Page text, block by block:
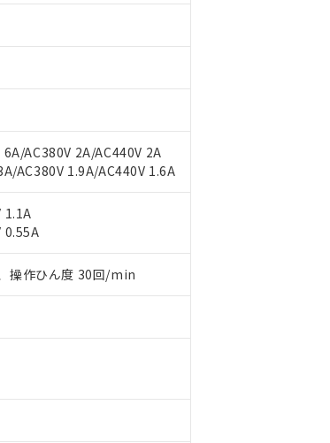
AC380V 2A/AC440V 2A
AC380V 1.9A/AC440V 1.6A
1.1A
0.55A
操作ひん度 30回/min
引先、またはお客様担当のオムロン制御機器販売店・
販売ネットワーク
」をご確認ください。
諾なく第三者に漏洩または開示しないようお願いしま
ご利用いただくには、I-Webメンバーズにご登録され
取引・商談に必要な範囲で利用することをご了承くだ
以下、ポリ臭化ジフェニルエーテル類(PBDE) 1000ppm以下、
項目は除く。
がないことを確認しています。
することがあります。
過去に遡って非含有を証明するものではありません。
応では、対応完了までの期間は出荷製品に未対応品が
した。
とから、特段のことがない限り、2022年1月12日よ
超えていることを示します。
ください。
、
) : 1000ppm、 BBP(フタル酸ブチルベンジル) : 1000ppm、
であることを示します。
に漏えいし、環境に深刻な影響を及ぼさない年数を意
ください。
本国政府の輸出許可(または役務取引許可)を取得する
上記1、2および3の内容を当該第三者に通知します。
が違法に輸出するおそれがある場合は、取り引きをい
様のお取引先、またはお客様担当のオムロン制御
い)
開していない機種